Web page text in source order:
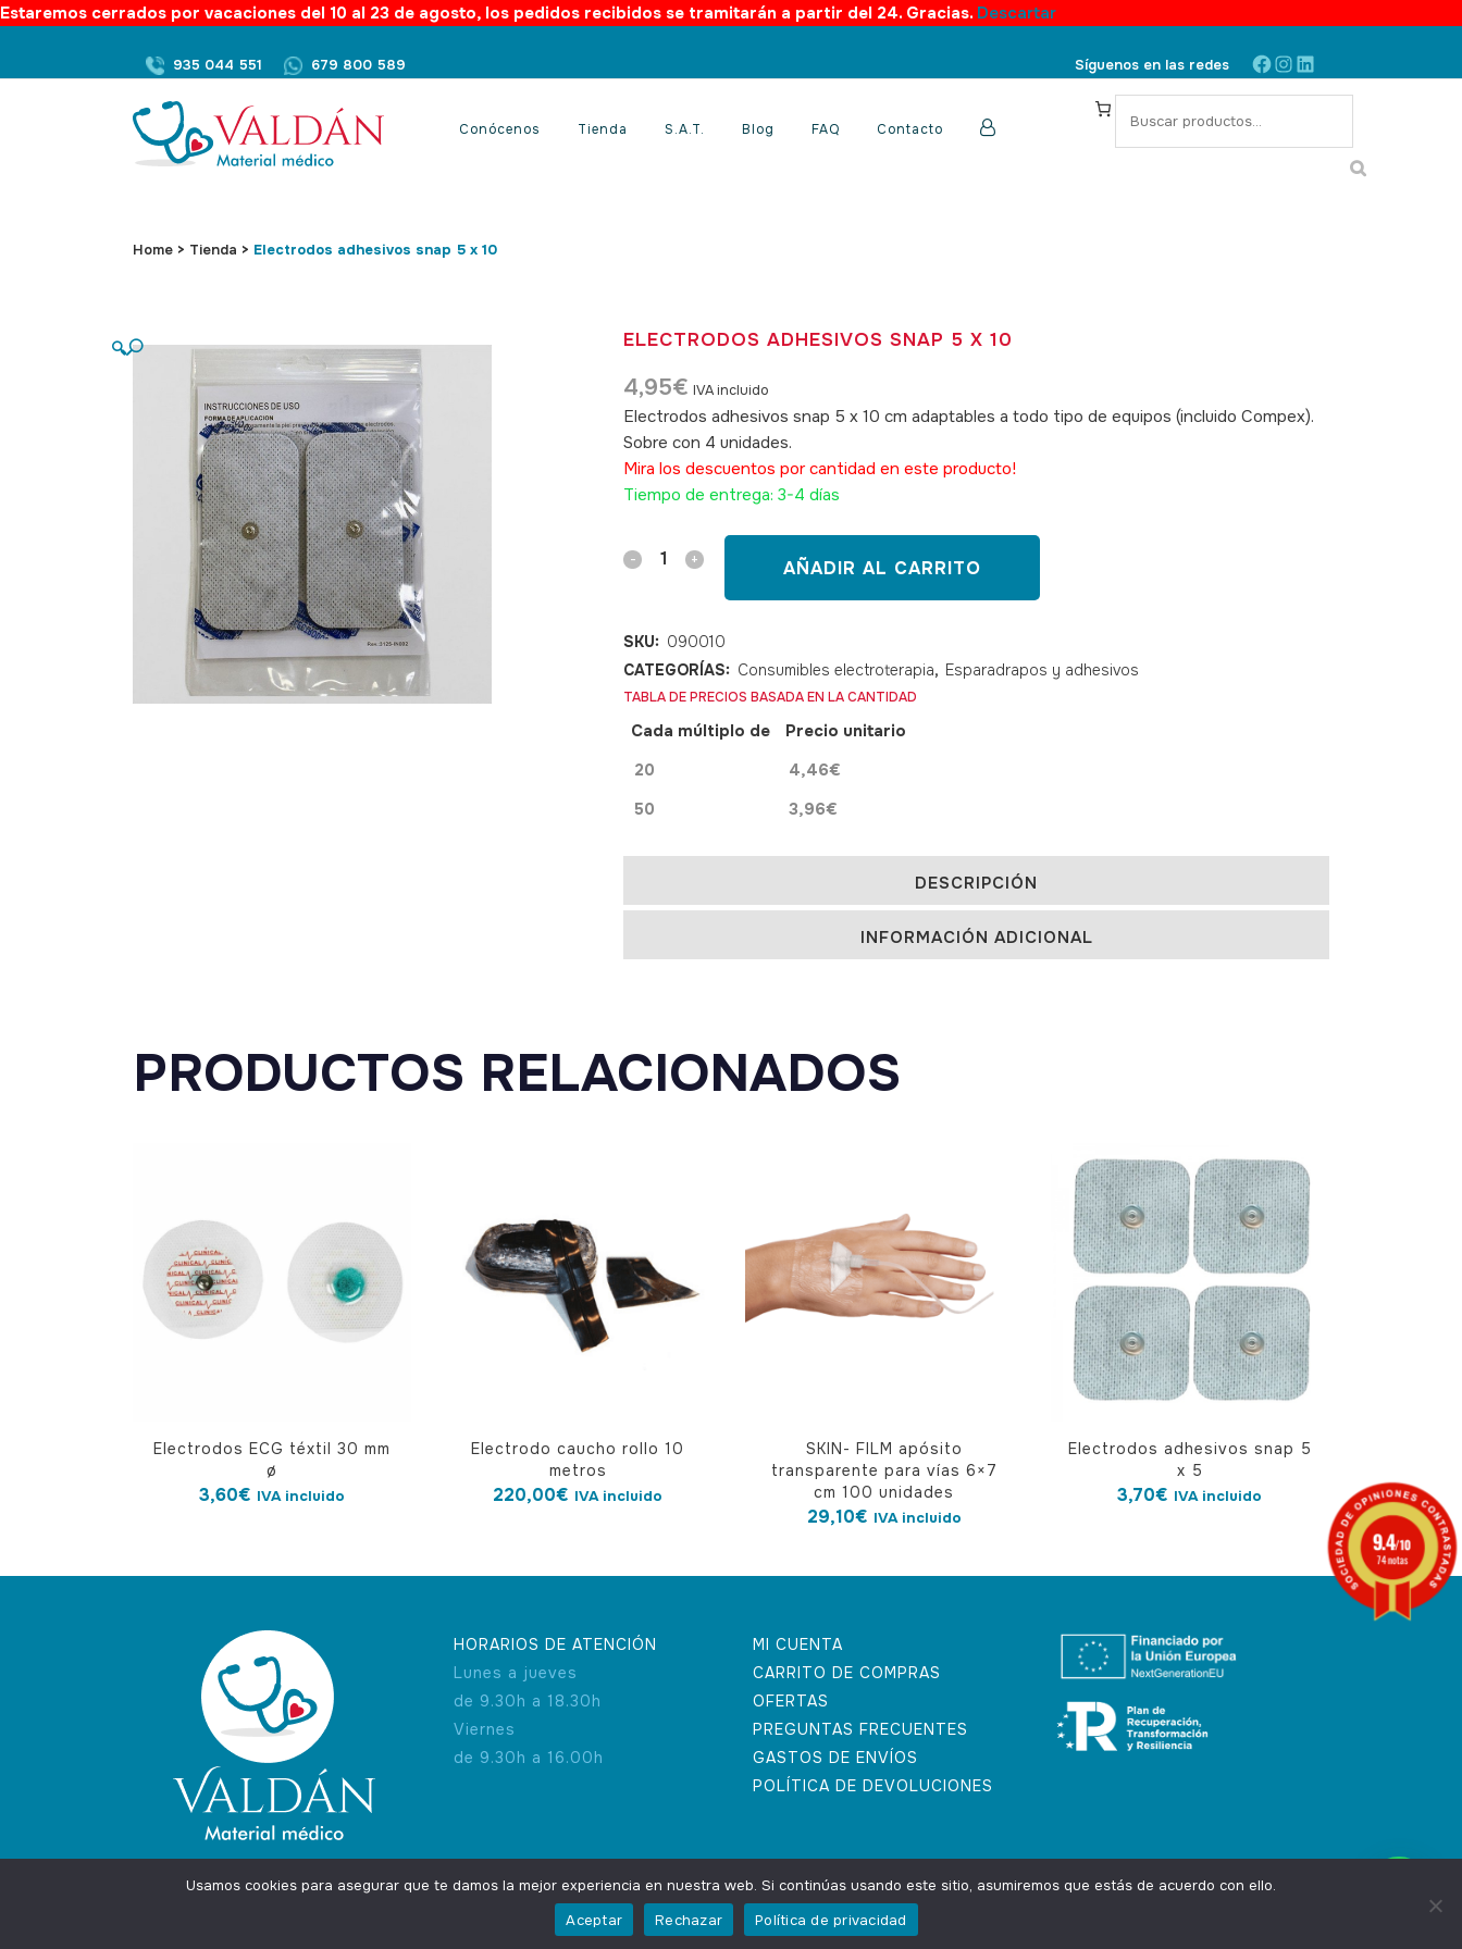
Estaremos cerrados por vacaciones del 10 al 23 de agosto, los pedidos recibidos se tramitarán a partir del 24. Gracias. Descartar
935 044 551 679 800 589 Síguenos en las redes Facebook
Instagram
LinkedIn
S
Conócenos Tienda S.A.T. Blog FAQ Contacto
Home > Tienda > Electrodos adhesivos snap 5 x 10
🔍 ELECTRODOS ADHESIVOS SNAP 5 X 10
4,95€ IVA incluido
Electrodos adhesivos snap 5 x 10 cm adaptables a todo tipo de equipos (incluido Compex).
Sobre con 4 unidades.
Mira los descuentos por cantidad en este producto!
Tiempo de entrega: 3-4 días
Electrodos
snap
5
10
quantity
AÑADIR AL CARRITO
SKU: 090010
CATEGORÍAS: Consumibles electroterapia, Esparadrapos y adhesivos
TABLA DE PRECIOS BASADA EN LA CANTIDAD
Cada múltiplo de
Precio unitario
20
4,46€
50
3,96€
DESCRIPCIÓN
INFORMACIÓN ADICIONAL
PRODUCTOS RELACIONADOS
Electrodos ECG téxtil 30 mm
ø
3,60€ IVA incluido
Electrodo caucho rollo 10
metros
220,00€ IVA incluido
SKIN- FILM apósito
transparente para vías 6×7
cm 100 unidades
29,10€ IVA incluido
Electrodos adhesivos snap 5
x 5
3,70€ IVA incluido
HORARIOS DE ATENCIÓN
Lunes a jueves
de 9.30h a 18.30h
Viernes
de 9.30h a 16.00h
MI CUENTA
CARRITO DE COMPRAS
OFERTAS
PREGUNTAS FRECUENTES
GASTOS DE ENVÍOS
POLÍTICA DE DEVOLUCIONES
Usamos cookies para asegurar que te damos la mejor experiencia en nuestra web. Si continúas usando este sitio, asumiremos que estás de acuerdo con ello.
Aceptar
Rechazar Política de privacidad
9.4/10
74 notas